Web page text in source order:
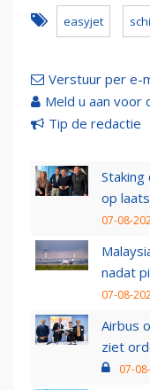
easyjet
Verstuur per e-
Meld u aan voor
Tip de redactie
Staking
op
07-08-
nadat
07-08-
Airbus
ziet
07-